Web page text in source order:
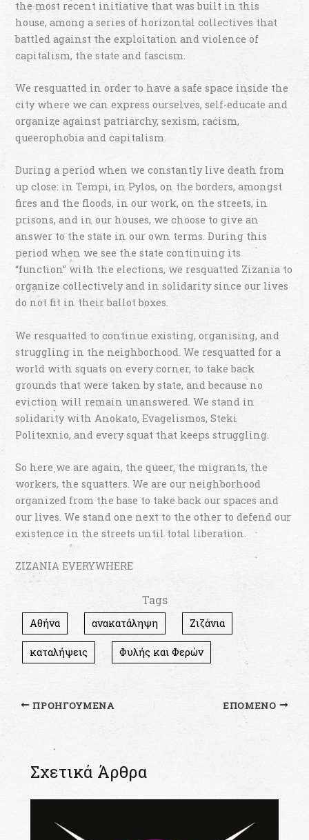
the most recent initiative that was built in this
house, among a series of horizontal collectives that
battled against the exploitation and violence of
capitalism, the state and fascism.
We resquatted in order to have a safe space inside the
city where we can express ourselves, self-educate and
organize against patriarchy, sexism, racism,
queerophobia and capitalism.
During a period when we constantly live death from
up close: in Tempi, in Pylos, on the borders, amongst
fires and the floods, in our work, on the streets, in
prisons, and in our houses, we choose to give an
answer to the state in our own terms. During this
period when we see the state continuing its
“function” with the elections, we resquatted Zizania to
organize collectively and in solidarity since our lives
do not fit in their ballot boxes.
We resquatted to continue existing, organising, and
struggling in the neighborhood. We resquatted for a
world with squats on every corner, to take back
grounds that were taken by state, and because no
eviction will remain unanswered. We stand in
solidarity with Anokato, Evagelismos, Steki
Politexnio, and every squat that keeps struggling.
So here we are again, the queer, the migrants, the
workers, the squatters. We are our neighborhood
organized from the base to take back our spaces and
our lives. We stand one next to the other to defend our
existence in the streets until total liberation.
ZIZANIA EVERYWHERE
Tags
Αθήνα ανακατάληψη Ζιζάνια
καταλήψεις Φυλής και Φερών
ΠΡΟΗΓΟΎΜΕΝΑ ΕΠΌΜΕΝΟ
Σχετικά Άρθρα